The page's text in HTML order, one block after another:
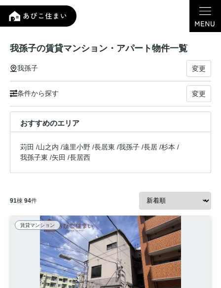
我孫子の賃貸マンション・アパート物件一覧
我孫子 変更
条件から探す 変更
おすすめのエリア
苅田 /山之内 /遠里小野 /長居東 /我孫子 /長居 /杉本 /
我孫子東 /矢田 /長居西
91棟 94件
賃貸マンション